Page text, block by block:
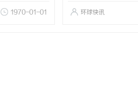
1970-01-01 环球快讯